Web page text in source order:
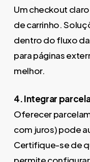
Um checkout
de carrinho.
dentro do fluxo
para páginas
melhor.
4. Integrar
Oferecer
com juros) pode
Certifique-se de